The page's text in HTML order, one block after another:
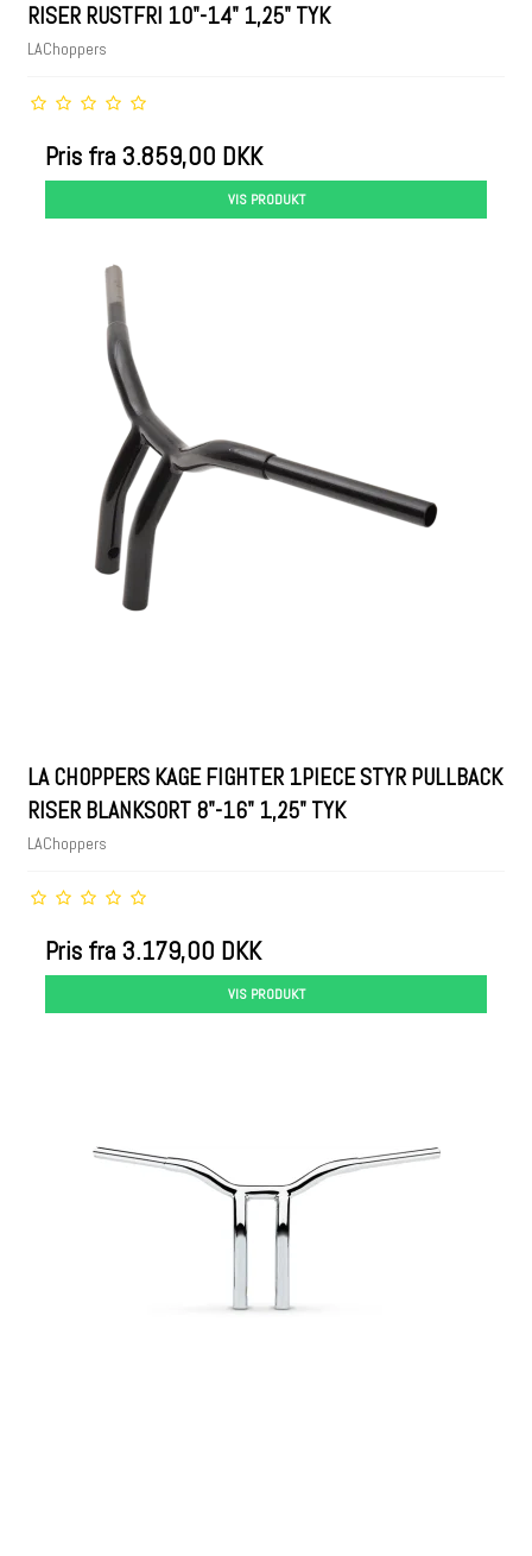
RISER RUSTFRI 10"-14" 1,25" TYK
LAChoppers
Pris fra 3.859,00 DKK
VIS PRODUKT
LA CHOPPERS KAGE FIGHTER 1PIECE STYR PULLBACK
RISER BLANKSORT 8"-16" 1,25" TYK
LAChoppers
Pris fra 3.179,00 DKK
VIS PRODUKT